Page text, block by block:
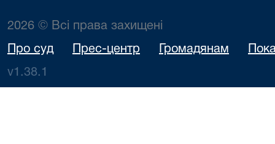
2026 © Всі права захищені
Про суд Прес-центр Громадянам
v1.38.1